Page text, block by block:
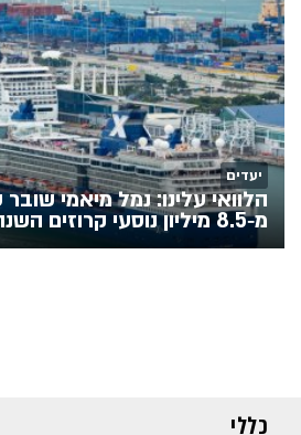
יעדים
הלוואי עלינו: נמל מיאמי
מ‑8.5 מיליון נוסעי קרוזים השנה
כללי